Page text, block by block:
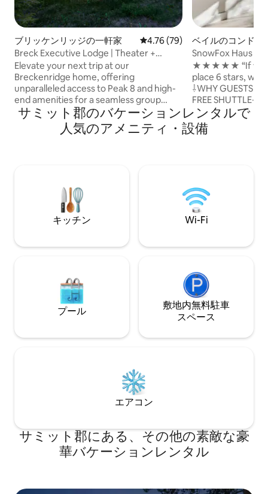
ブリッケンリッジの一軒家 レビュー79件、5つ星中4.76つ
4.76 (79)
Breck Executive Lodge | Theater +
Private Sauna
Elevate your next trip at our
Breckenridge home, offering
unparalleled access to Peak 8 and high-
end amenities for a seamless group
experience. Featuring a gourmet
kitchen with double ovens, perfect for
shared meals, and a spacious living area
entrance, we provide the space and
sophistication required for any
professional or social group stay.
ベイルのコンドミ
SnowFox Haus |
Town Shuttle
★★★★★ “If we
place 6 stars, we
⇩WHY GUESTS ♥️
FREE SHUTTLE⇢
GOLFERS⇢
SUNDAY-
ESPRESSO
décor 🥳FUN
🎮 🎲 games
your favorite
サミット郡のバケーションレンタルで
人気のアメニティ・設備
キッチン Wi-Fi
プール
敷地内無料駐⁠車
ス⁠ペ⁠ー⁠ス
エアコン
サミット郡にある、その他の素敵な豪
華バケーションレンタル